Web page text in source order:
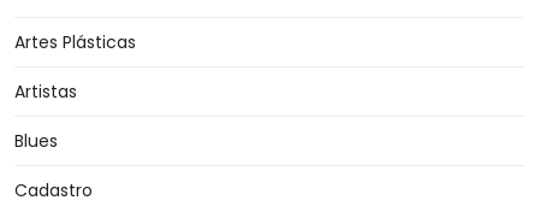
Artes Plásticas
Artistas
Blues
Cadastro